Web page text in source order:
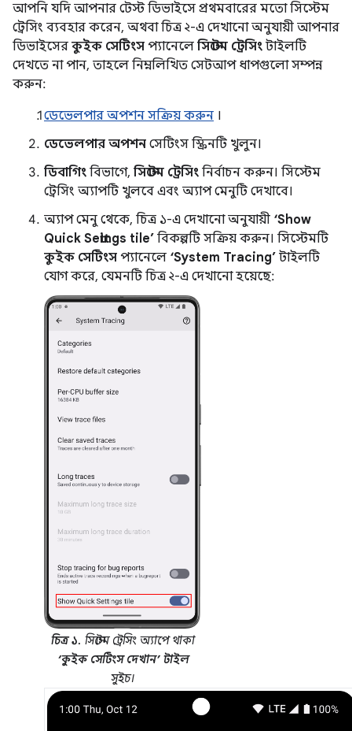
আপনি যদি আপনার টেস্ট ডিভাইসে প্রথমবারের মতো সিস্টেম
ট্রেসিং ব্যবহার করেন, অথবা চিত্র ২-এ দেখানো অনুযায়ী আপনার
ডিভাইসের কুইক সেটিংস প্যানেলে সিস্টেম ট্রেসিং টাইলটি
দেখতে না পান, তাহলে নিম্নলিখিত সেটআপ ধাপগুলো সম্পন্ন
করুন:
ডেভেলপার অপশন সক্রিয় করুন ।
ডেভেলপার অপশন সেটিংস স্ক্রিনটি খুলুন।
ডিবাগিং বিভাগে, সিস্টেম ট্রেসিং নির্বাচন করুন। সিস্টেম
ট্রেসিং অ্যাপটি খুলবে এবং অ্যাপ মেনুটি দেখাবে।
অ্যাপ মেনু থেকে, চিত্র ১-এ দেখানো অনুযায়ী ‘Show
Quick Settings tile’ বিকল্পটি সক্রিয় করুন। সিস্টেমটি
কুইক সেটিংস প্যানেলে ‘System Tracing’ টাইলটি
যোগ করে, যেমনটি চিত্র ২-এ দেখানো হয়েছে:
চিত্র ১. সিস্টেম ট্রেসিং অ্যাপে থাকা
‘কুইক সেটিংস দেখান’ টাইল
সুইচ।